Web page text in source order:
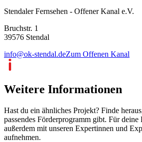
Stendaler Fernsehen - Offener Kanal e.V.
Bruchstr. 1
39576 Stendal
info@ok-stendal.deZum Offenen Kanal
Weitere Informationen
Hast du ein ähnliches Projekt? Finde
passendes Förderprogramm gibt. Für deine
außerdem mit unseren Expertinnen und
aufnehmen.